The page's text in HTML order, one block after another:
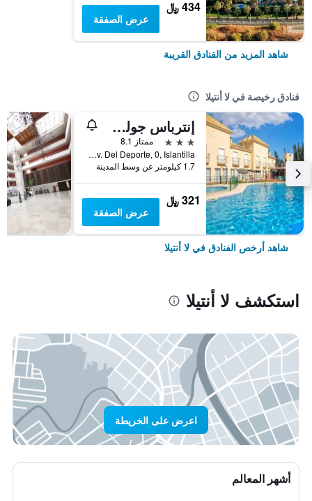
434 ﷼
عرض الصفقة
شاهد المزيد من الفنادق القريبة
فنادق رخيصة في لا أنتيلا
إنترباس جولف بلايا كانتري كلوب
3 نجوم
ممتاز 8.1
Av. Del Deporte, 0, Islantilla, لا أنتيلا, منطقة أندلوسيا, أسبانيا
1.7 كيلومتر عن وسط المدينة
321 ﷼
عرض الصفقة
شاهد أرخص الفنادق في لا أنتيلا
استكشف لا أنتيلا
اعرض على الخريطة
أشهر المعالم